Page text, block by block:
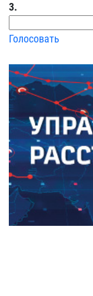
3.
Голосовать